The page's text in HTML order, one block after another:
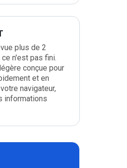
plus de 2
n'est pas fini.
conçue pour
et en
navigateur,
informations